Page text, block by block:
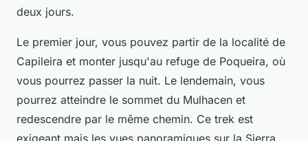
deux jours.
Le premier jour, vous pouvez partir de la localité de
Capileira et monter jusqu'au refuge de Poqueira, où
vous pourrez passer la nuit. Le lendemain, vous
pourrez atteindre le sommet du Mulhacen et
redescendre par le même chemin. Ce trek est
exigeant mais les vues panoramiques sur la Sierra